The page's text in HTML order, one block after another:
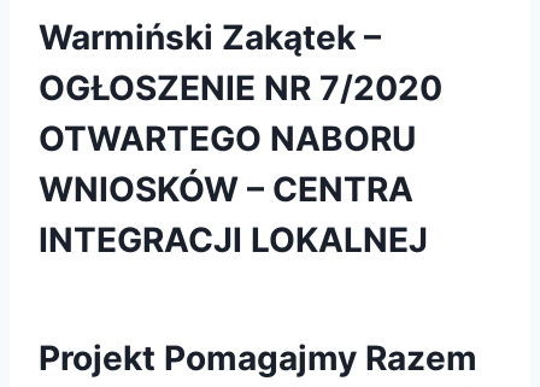
Warmiński Zakątek –
OGŁOSZENIE NR 7/2020
OTWARTEGO NABORU
WNIOSKÓW – CENTRA
INTEGRACJI LOKALNEJ
Projekt Pomagajmy Razem